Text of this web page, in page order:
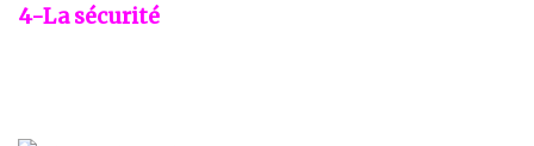
4-La sécurité